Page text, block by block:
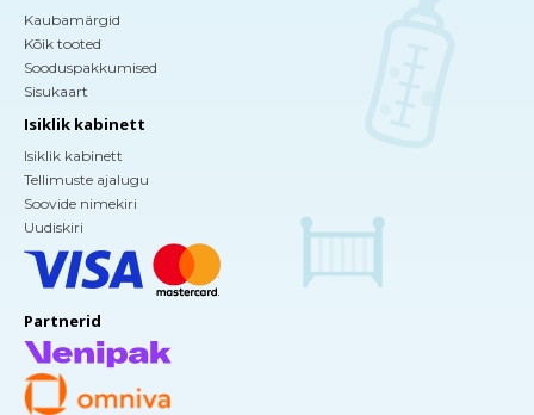
Kaubamärgid
Kõik tooted
Sooduspakkumised
Sisukaart
Isiklik kabinett
Isiklik kabinett
Tellimuste ajalugu
Soovide nimekiri
Uudiskiri
Partnerid